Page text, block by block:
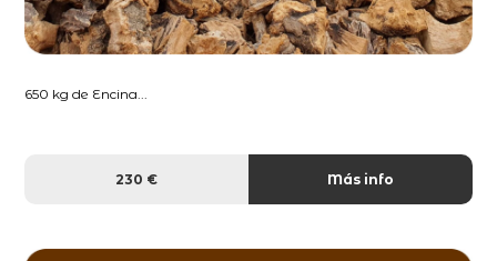
650 kg de Encina...
230 € Más info